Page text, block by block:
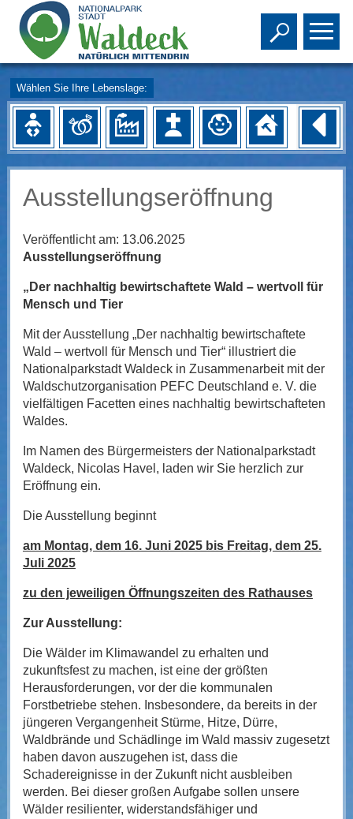
Toggle
Wählen Sie Ihre Lebenslage:
Ausstellungseröffnung
Veröffentlicht am: 13.06.2025
Ausstellungseröffnung
„Der nachhaltig bewirtschaftete Wald – wertvoll für
Mensch und Tier
Mit der Ausstellung „Der nachhaltig bewirtschaftete
Wald – wertvoll für Mensch und Tier“ illustriert die
Nationalparkstadt Waldeck in Zusammenarbeit mit der
Waldschutzorganisation PEFC Deutschland e. V. die
vielfältigen Facetten eines nachhaltig bewirtschafteten
Waldes.
Im Namen des Bürgermeisters der Nationalparkstadt
Waldeck, Nicolas Havel, laden wir Sie herzlich zur
Eröffnung ein.
Die Ausstellung beginnt
am Montag, dem 16. Juni 2025 bis Freitag, dem 25.
Juli 2025
zu den jeweiligen Öffnungszeiten des Rathauses
Zur Ausstellung:
Die Wälder im Klimawandel zu erhalten und
zukunftsfest zu machen, ist eine der größten
Herausforderungen, vor der die kommunalen
Forstbetriebe stehen. Insbesondere, da bereits in der
jüngeren Vergangenheit Stürme, Hitze, Dürre,
Waldbrände und Schädlinge im Wald massiv zugesetzt
haben davon auszugehen ist, dass die
Schadereignisse in der Zukunft nicht ausbleiben
werden. Bei dieser großen Aufgabe sollen unsere
Wälder resilienter, widerstandsfähiger und